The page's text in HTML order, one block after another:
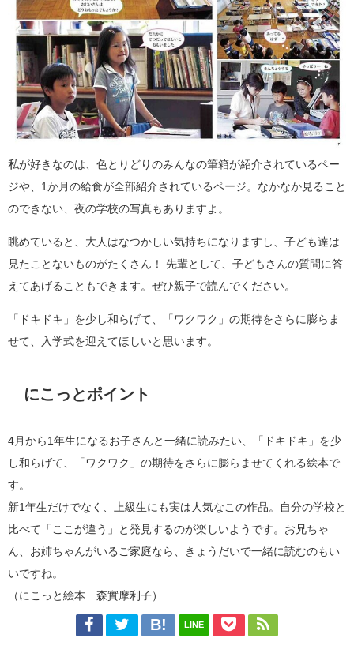
私が好きなのは、色とりどりのみんなの筆箱が紹介されているペー
ジや、1か月の給食が全部紹介されているページ。なかなか見ること
のできない、夜の学校の写真もありますよ。
眺めていると、大人はなつかしい気持ちになりますし、子ども達は
見たことないものがたくさん！ 先輩として、子どもさんの質問に答
えてあげることもできます。ぜひ親子で読んでください。
「ドキドキ」を少し和らげて、「ワクワク」の期待をさらに膨らま
せて、入学式を迎えてほしいと思います。
にこっとポイント
4月から1年生になるお子さんと一緒に読みたい、「ドキドキ」を少
し和らげて、「ワクワク」の期待をさらに膨らませてくれる絵本で
す。
新1年生だけでなく、上級生にも実は人気なこの作品。自分の学校と
比べて「ここが違う」と発見するのが楽しいようです。お兄ちゃ
ん、お姉ちゃんがいるご家庭なら、きょうだいで一緒に読むのもい
いですね。
（にこっと絵本 森實摩利子）
LINE